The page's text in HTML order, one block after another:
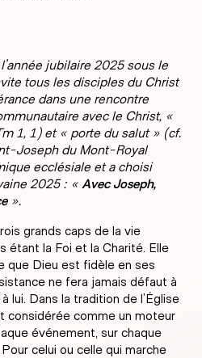
jubilaire 2025 sous le
tous les disciples du Christ
dans une rencontre
avec le Christ, «
1, 1) et « porte du salut » (cf.
Joseph du Mont-Royal
ecclésiale et a choisi
2025 : « Avec Joseph,
».
grands caps de la vie
étant la Foi et la Charité. Elle
que Dieu est fidèle en ses
ne fera jamais défaut à
lui. Dans la tradition de l’Église
considérée comme un moteur
événement, sur chaque
celui ou celle qui marche